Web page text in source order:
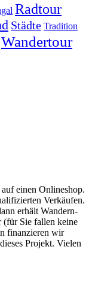
Radtour
Städte Tradition
Wandertour
einen Onlineshop.
Verkäufen.
erhält Wandern-
(für Sie fallen keine
finanzieren wir
Projekt. Vielen